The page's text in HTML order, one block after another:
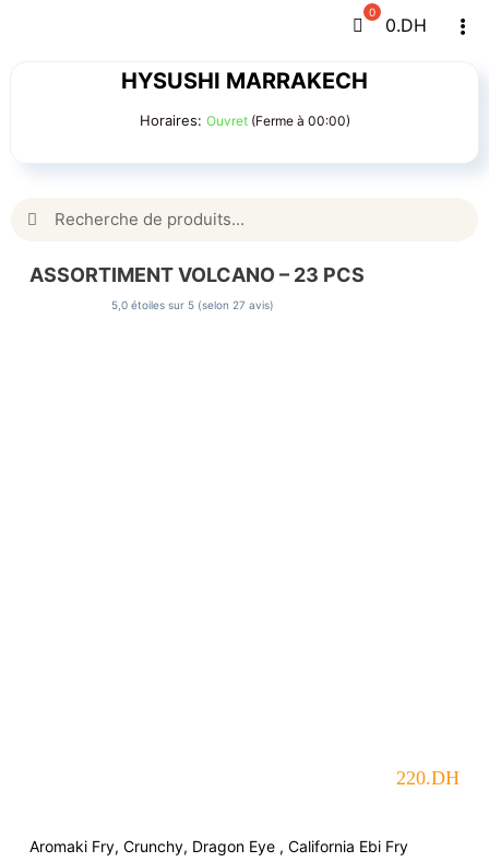
0.DH
HYSUSHI MARRAKECH
Horaires: Ouvret(Ferme à 00:00)
Rechercher:
ASSORTIMENT VOLCANO – 23 PCS
5,0 étoiles sur 5 (selon 27 avis)
220.DH
Aromaki Fry, Crunchy, Dragon Eye , California Ebi Fry